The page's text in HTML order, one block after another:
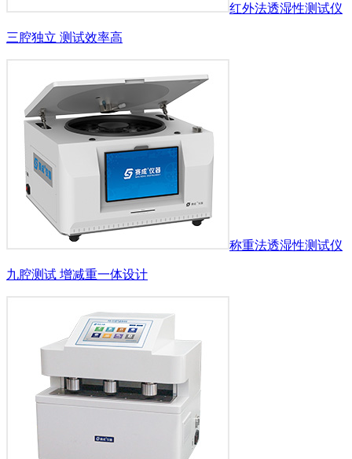
红外法透湿性测试仪
三腔独立 测试效率高
称重法透湿性测试仪
九腔测试 增减重一体设计